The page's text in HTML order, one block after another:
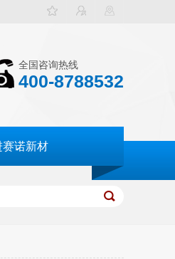
全国咨询热线
400-8788532
赛诺新材